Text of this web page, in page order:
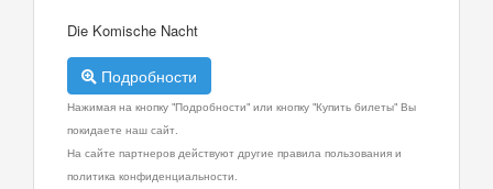
Die Komische Nacht
Подробности
Нажимая на кнопку "Подробности" или кнопку "Купить билеты" Вы
покидаете наш сайт.
На сайте партнеров действуют другие правила пользования и
политика конфиденциальности.